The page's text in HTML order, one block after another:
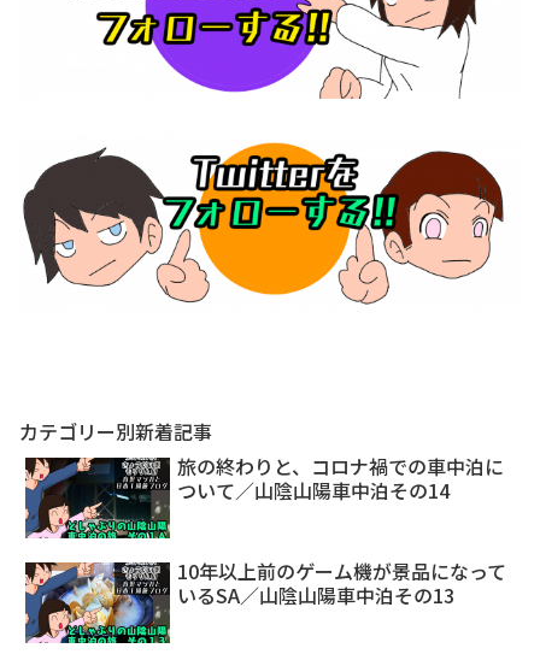
カテゴリー別新着記事
旅の終わりと、コロナ禍での車中泊に
ついて／山陰山陽車中泊その14
10年以上前のゲーム機が景品になって
いるSA／山陰山陽車中泊その13